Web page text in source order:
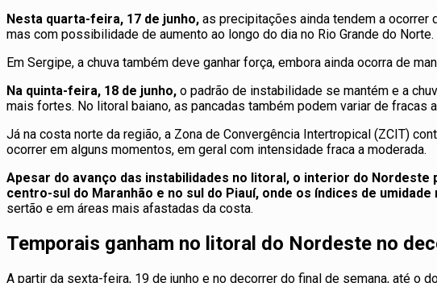
Nesta quarta-feira, 17 de junho, as precipitações ainda tendem a ocorrer
mas com possibilidade de aumento ao longo do dia no Rio Grande do Norte.
Em Sergipe, a chuva também deve ganhar força, embora ainda ocorra de
Na quinta-feira, 18 de junho, o padrão de instabilidade se mantém e a
mais fortes. No litoral baiano, as pancadas também podem variar de
Já na costa norte da região, a Zona de Convergência Intertropical (ZCIT)
ocorrer em alguns momentos, em geral com intensidade fraca a moderada.
Apesar do avanço das instabilidades no litoral, o interior do
centro-sul do Maranhão e no sul do Piauí, onde os índices de
sertão e em áreas mais afastadas da costa.
Temporais ganham no litoral do Nordeste no
A partir da sexta-feira, 19 de junho e no decorrer do final de semana, até o